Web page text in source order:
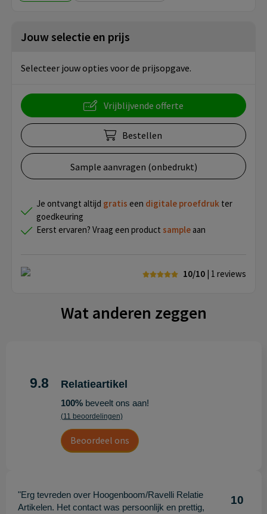
Jouw selectie en prijs
Selecteer jouw opties voor de prijsopgave.
Vrijblijvende offerte
Bestellen
Sample aanvragen (onbedrukt)
Je ontvangt altijd gratis een digitale proefdruk ter
goedkeuring
Eerst ervaren? Vraag een product sample aan
10/10 | 1 reviews
Wat anderen zeggen
9.8 Relatieartikel
100%beveelt ons aan!
(11 beoordelingen)
Beoordeel ons
"Erg tevreden over Hoogenboom/Ravelli Relatie
Artikelen. Het contact was persoonlijk en prettig,
10